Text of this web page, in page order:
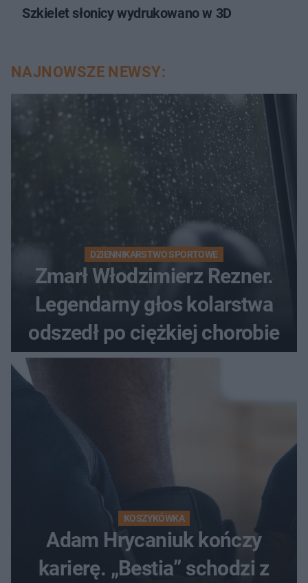
Szkielet słonicy wydrukowano w 3D
NAJNOWSZE NEWSY:
DZIENNIKARSTWO SPORTOWE
Zmarł Włodzimierz Rezner.
Legendarny głos kolarstwa
odszedł po ciężkiej chorobie
KOSZYKÓWKA
Adam Hrycaniuk kończy
karierę. „Bestia” schodzi z